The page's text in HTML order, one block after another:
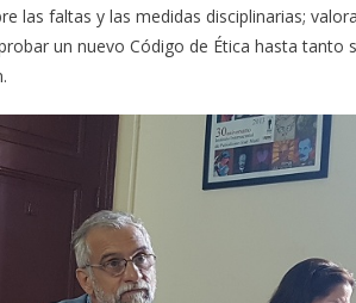
las faltas y las medidas disciplinarias;
un nuevo Código de Ética hasta tanto